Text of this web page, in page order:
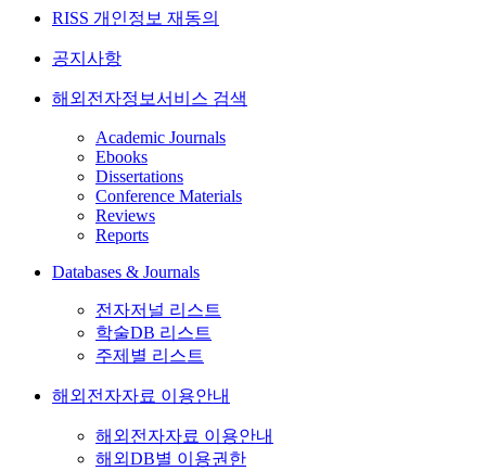
RISS 개인정보 재동의
공지사항
해외전자정보서비스 검색
Academic Journals
Ebooks
Dissertations
Conference Materials
Reviews
Reports
Databases & Journals
전자저널 리스트
학술DB 리스트
주제별 리스트
해외전자자료 이용안내
해외전자자료 이용안내
해외DB별 이용권한